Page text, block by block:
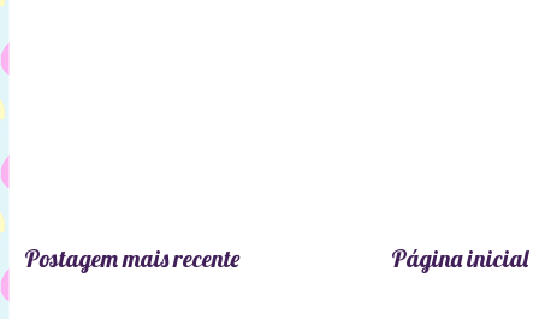
Postagem mais recente Página inicial